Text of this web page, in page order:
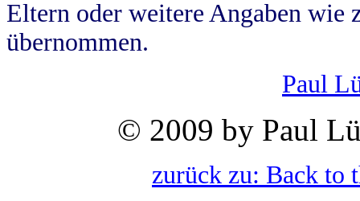
Eltern oder weitere Angaben wie
übernommen.
Paul
© 2009 by Paul
zurück zu: Back to